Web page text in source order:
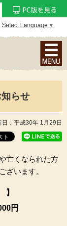
Select Language ▼
ナ
ビ
ン
メ
ュ
らせ
日：平成30年 1月29日
亡くなられた方
ざいます。
】
円